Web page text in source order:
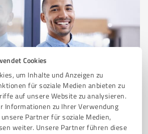
Cookies
um Inhalte und Anzeigen zu
für soziale Medien anbieten zu
auf unsere Website zu analysieren.
Informationen zu Ihrer Verwendung
Partner für soziale Medien,
weiter. Unsere Partner führen diese
hier gelistet werden?
jetzt und werden Sie ein von
ProvenExpert!